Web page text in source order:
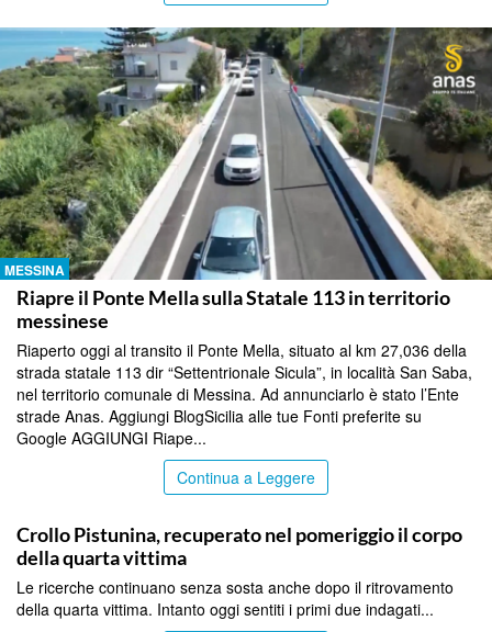
MESSINA
Riapre il Ponte Mella sulla Statale 113 in territorio
messinese
Riaperto oggi al transito il Ponte Mella, situato al km 27,036 della
strada statale 113 dir “Settentrionale Sicula”, in località San Saba,
nel territorio comunale di Messina. Ad annunciarlo è stato l’Ente
strade Anas. Aggiungi BlogSicilia alle tue Fonti preferite su
Google AGGIUNGI Riape...
Continua a Leggere
Crollo Pistunina, recuperato nel pomeriggio il corpo
della quarta vittima
Le ricerche continuano senza sosta anche dopo il ritrovamento
della quarta vittima. Intanto oggi sentiti i primi due indagati...